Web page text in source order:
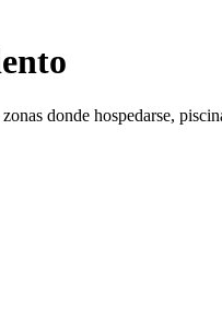
donde hospedarse,